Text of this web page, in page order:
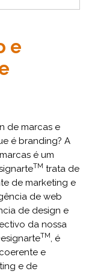
e
de marcas e
é branding? A
é um
TM trata de
de marketing e
de web
de design e
da nossa
TM, é
e
e de